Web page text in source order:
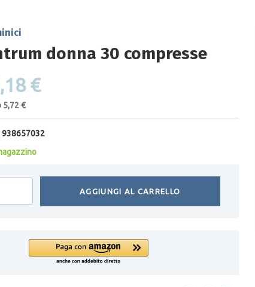
donna 30 compresse
€
5,72 €
938657032
AGGIUNGI AL CARRELLO